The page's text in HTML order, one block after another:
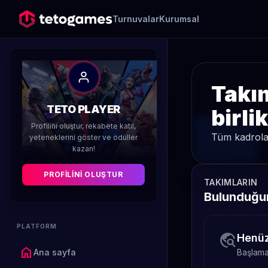
TurnuvalarKurumsal
TETO PLAYER
Profilini oluştur, rekabete katıl,
yeteneklerini göster ve ödüller
kazan!
PROFILINI OLUŞTUR
PLATFORM
home Ana sayfa
Tüm
TAKIMLARIN
travel_explore